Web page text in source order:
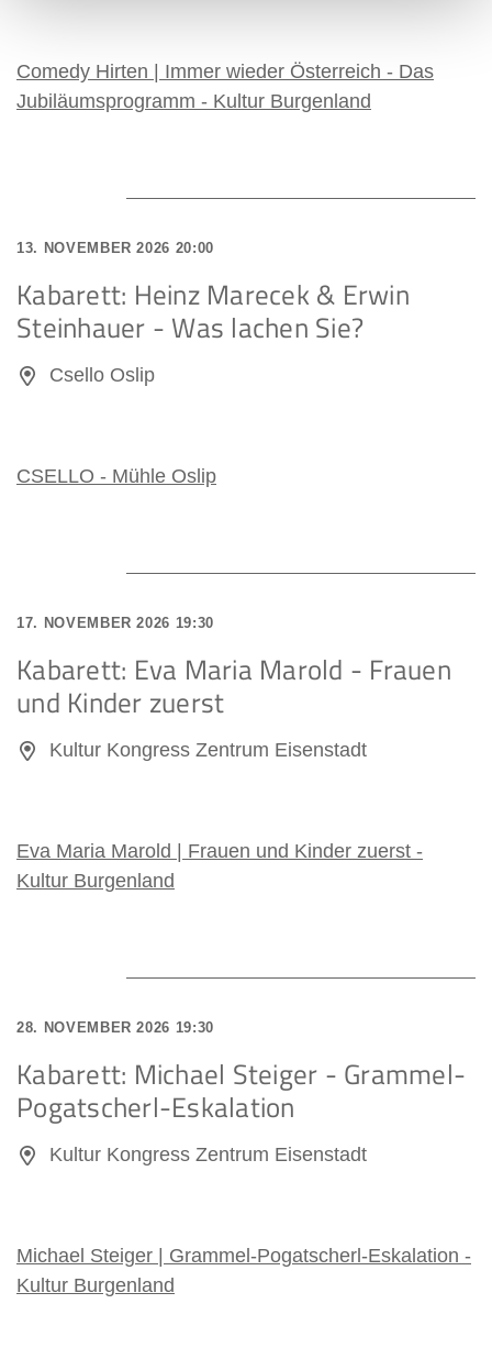
Comedy Hirten | Immer wieder Österreich - Das
Jubiläumsprogramm - Kultur Burgenland
13. NOVEMBER 2026 20:00
Kabarett: Heinz Marecek & Erwin
Steinhauer - Was lachen Sie?
Csello Oslip
CSELLO - Mühle Oslip
17. NOVEMBER 2026 19:30
Kabarett: Eva Maria Marold - Frauen
und Kinder zuerst
Kultur Kongress Zentrum Eisenstadt
Eva Maria Marold | Frauen und Kinder zuerst -
Kultur Burgenland
28. NOVEMBER 2026 19:30
Kabarett: Michael Steiger - Grammel-
Pogatscherl-Eskalation
Kultur Kongress Zentrum Eisenstadt
Michael Steiger | Grammel-Pogatscherl-Eskalation -
Kultur Burgenland